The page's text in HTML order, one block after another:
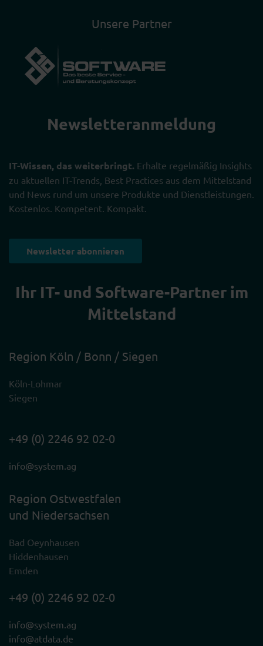
Unsere Partner
Newsletter­anmeldung
IT-Wissen, das weiterbringt. Erhalte regelmäßig Insights
zu aktuellen IT-Trends, Best Practices aus dem Mittelstand
und News rund um unsere Produkte und Dienstleistungen.
Kostenlos. Kompetent. Kompakt.
Newsletter abonnieren
Ihr IT- und Software-Partner im
Mittelstand
Region Köln / Bonn / Siegen
Köln-Lohmar
Siegen
+49 (0) 2246 92 02-0
info@system.ag
Region Ostwestfalen
und Niedersachsen
Bad Oeynhausen
Hiddenhausen
Emden
+49 (0) 2246 92 02-0
info@system.ag
info@atdata.de